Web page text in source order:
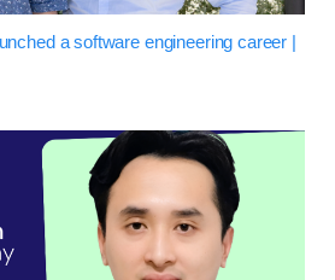
a software engineering career |